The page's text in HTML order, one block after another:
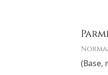
(Base,